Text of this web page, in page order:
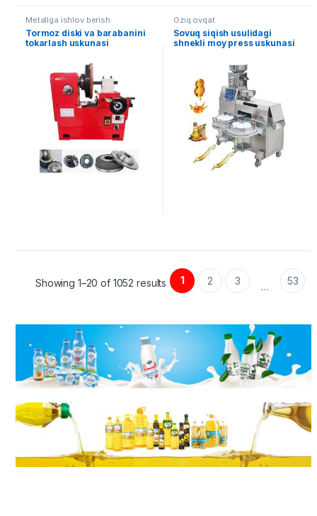
Metallga ishlov berish
Tormoz diski va barabanini
tokarlash uskunasi
Oziq ovqat
Sovuq siqish usulidagi
shnekli moy press uskunasi
Showing 1–20 of 1052 results 1 2 3 … 53